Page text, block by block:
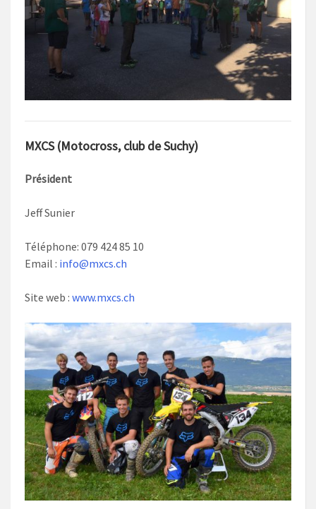
MXCS (Motocross, club de Suchy)
Président
Jeff Sunier
Téléphone: 079 424 85 10
Email : info@mxcs.ch
Site web : www.mxcs.ch